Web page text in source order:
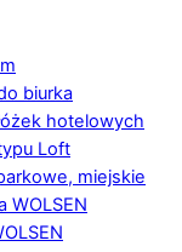
biurka
hotelowych
Loft
miejskie
WOLSEN